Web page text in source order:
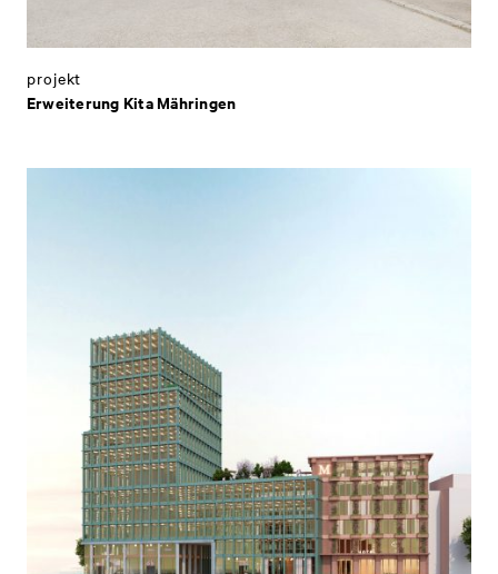
Erweiterung Kita Mähringen
projekt